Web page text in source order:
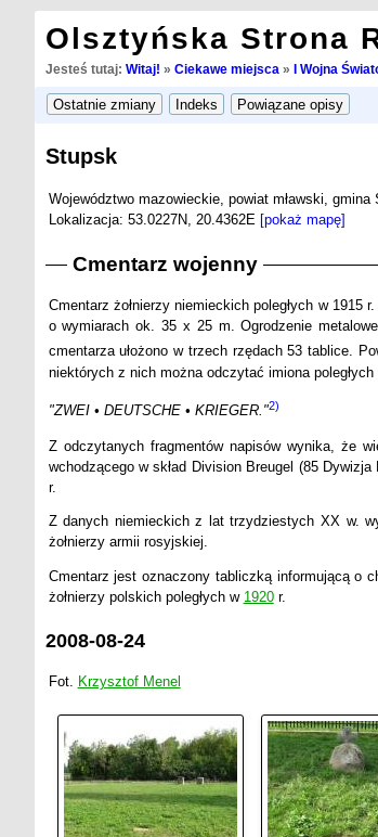
Olsztyńska Strona
Jesteś tutaj: Witaj! » Ciekawe miejsca » I Wojna
Stupsk
Województwo mazowieckie, powiat mławski, gmina
Lokalizacja: 53.0227N, 20.4362E [pokaż mapę]
Cmentarz wojenny
Cmentarz żołnierzy niemieckich poległych w 1915
o wymiarach ok. 35 x 25 m. Ogrodzenie
cmentarza ułożono w trzech rzędach 53 tablice.
niektórych z nich można odczytać imiona
"ZWEI • DEUTSCHE • KRIEGER."2)
Z odczytanych fragmentów napisów wynika, że
wchodzącego w skład Division Breugel (85
r.
Z danych niemieckich z lat trzydziestych XX w.
żołnierzy armii rosyjskiej.
Cmentarz jest oznaczony tabliczką informującą o
żołnierzy polskich poległych w 1920r.
2008-08-24
Fot. Krzysztof Menel